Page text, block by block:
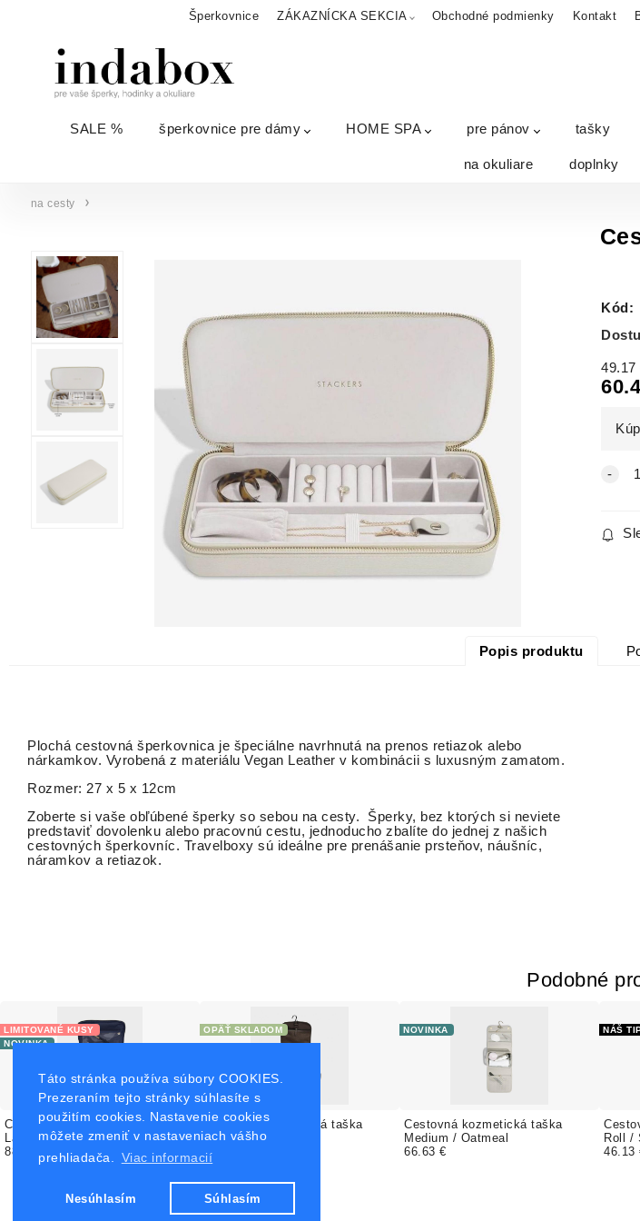
Táto stránka používa súbory COOKIES.
Prezeraním tejto stránky súhlasíte s
použitím cookies. Nastavenie cookies
môžete zmeniť v nastaveniach vášho
prehliadača.
Viac informacií
Nesúhlasím Súhlasím
Šperkovnice ZÁKAZNÍCKA SEKCIA Obchodné podmienky Kontakt
SALE % šperkovnice pre dámy HOME SPA pre pánov tašky
na okuliare doplnky
na cesty
Kód:
49.17
Popis produktu
Plochá cestovná šperkovnica je špeciálne navrhnutá na prenos retiazok alebo
nárkamkov. Vyrobená z materiálu Vegan Leather v kombinácii s luxusným zamatom.
Rozmer: 27 x 5 x 12cm
Zoberte si vaše obľúbené šperky so sebou na cesty. Šperky, bez ktorých si neviete
predstaviť dovolenku alebo pracovnú cestu, jednoducho zbalíte do jednej z našich
cestovných šperkovníc. Travelboxy sú ideálne pre prenášanie prsteňov, náušníc,
náramkov a retiazok.
Podobné
Cestovná kozmetická taška
Large / navy velvet
LIMITOVANÉ KUSY
NOVINKA
88.15 €
Cestovná kozmetická taška
Large / Hnedá
OPÄŤ SKLADOM
88.15 €
Cestovná kozmetická taška
Medium / Oatmeal
NOVINKA
66.63 €
NÁŠ
46.13